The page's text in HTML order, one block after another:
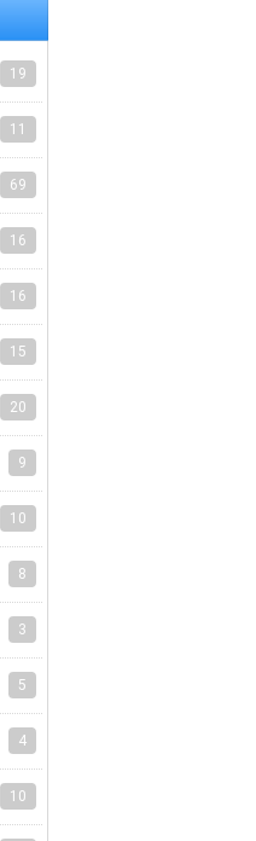
19
11
69
16
16
15
20
9
10
8
3
5
4
10